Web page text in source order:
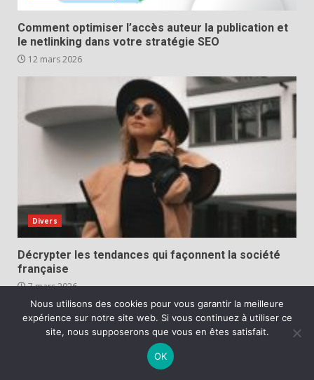
Comment optimiser l’accès auteur la publication et
le netlinking dans votre stratégie SEO
12 mars 2026
Divers
Décrypter les tendances qui façonnent la société
française
7 mars 2026
Nous utilisons des cookies pour vous garantir la meilleure
expérience sur notre site web. Si vous continuez à utiliser ce
site, nous supposerons que vous en êtes satisfait.
OK